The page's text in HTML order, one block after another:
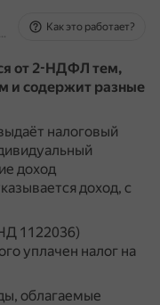
На основе источников, возможны неточности
Как это работает?
от 2-НДФЛ тем,
и содержит разные
налоговый
доход
доход, с
1122036)
уплачен налог на
облагаемые